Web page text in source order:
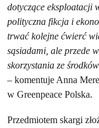
dotyczące eksploatacji
polityczna fikcja i
trwać kolejne ćwierć
sąsiadami, ale przede
skorzystania ze
– komentuje Anna
w Greenpeace Polska.
Przedmiotem skargi